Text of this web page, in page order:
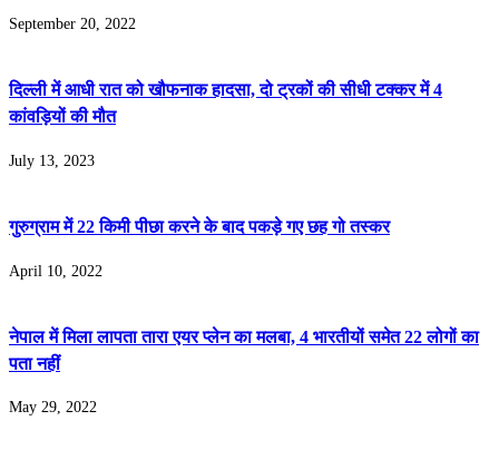
September 20, 2022
दिल्‍ली में आधी रात को खौफनाक हादसा, दो ट्रकों की सीधी टक्‍कर में 4
कांवड़ियों की मौत
July 13, 2023
गुरुग्राम में 22 किमी पीछा करने के बाद पकड़े गए छह गो तस्कर
April 10, 2022
नेपाल में मिला लापता तारा एयर प्लेन का मलबा, 4 भारतीयों समेत 22 लोगों का
पता नहीं
May 29, 2022